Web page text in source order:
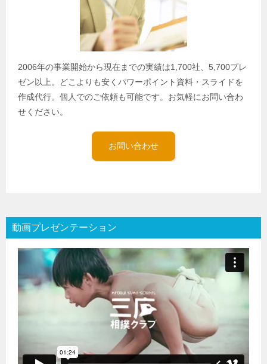
2006年の事業開始から現在までの実績は1,700社、5,700プレ
ゼン以上。どこよりも安くパワーポイント資料・スライドを
作成代行。個人でのご依頼も可能です。お気軽にお問い合わ
せください。
お問い合わせ
動画プレゼンテーション